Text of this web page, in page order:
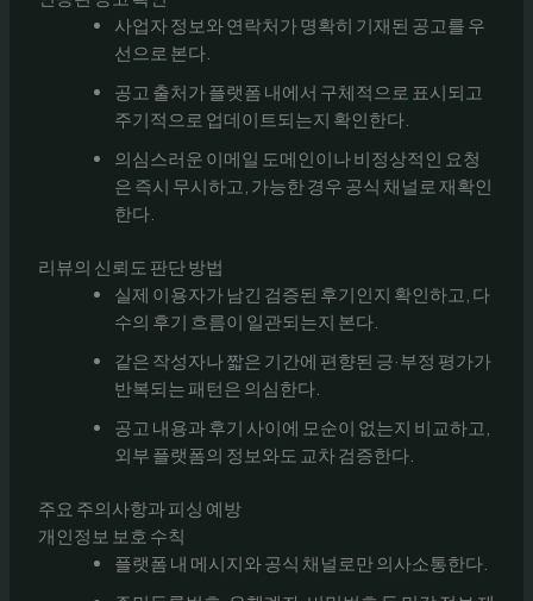
사업자 정보와 연락처가 명확히 기재된 공고를 우
선으로 본다.
공고 출처가 플랫폼 내에서 구체적으로 표시되고
주기적으로 업데이트되는지 확인한다.
의심스러운 이메일 도메인이나 비정상적인 요청
은 즉시 무시하고, 가능한 경우 공식 채널로 재확인
한다.
리뷰의 신뢰도 판단 방법
실제 이용자가 남긴 검증된 후기인지 확인하고, 다
수의 후기 흐름이 일관되는지 본다.
같은 작성자나 짧은 기간에 편향된 긍·부정 평가가
반복되는 패턴은 의심한다.
공고 내용과 후기 사이에 모순이 없는지 비교하고,
외부 플랫폼의 정보와도 교차 검증한다.
주요 주의사항과 피싱 예방
개인정보 보호 수칙
플랫폼 내 메시지와 공식 채널로만 의사소통한다.